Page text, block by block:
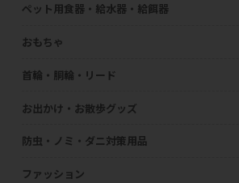
ペット用食器・給水器・給餌器
おもちゃ
首輪・胴輪・リード
お出かけ・お散歩グッズ
防虫・ノミ・ダニ対策用品
ファッション